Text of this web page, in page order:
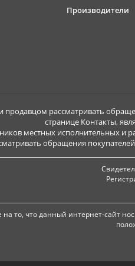
Производители
рассматривать
странице Контакты,
местных исполнительных и
обращения
то, что данный интернет-сайт